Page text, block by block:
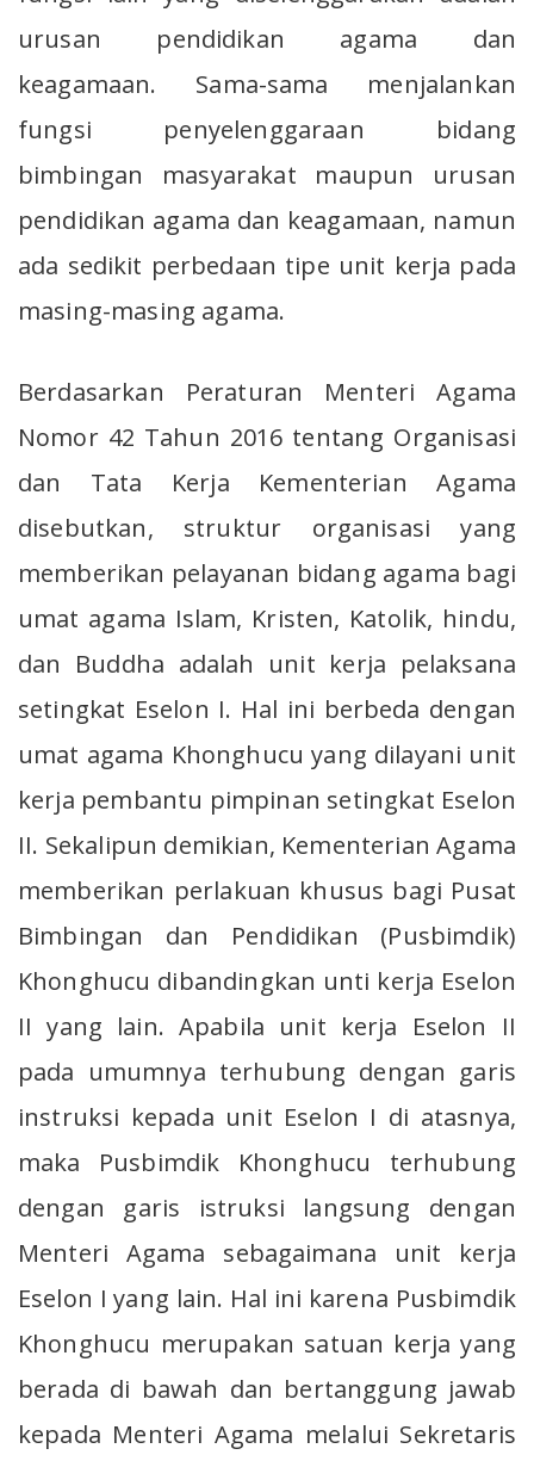
urusan pendidikan agama dan
keagamaan. Sama-sama menjalankan
fungsi penyelenggaraan bidang
bimbingan masyarakat maupun urusan
pendidikan agama dan keagamaan, namun
ada sedikit perbedaan tipe unit kerja pada
masing-masing agama.
Berdasarkan Peraturan Menteri Agama
Nomor 42 Tahun 2016 tentang Organisasi
dan Tata Kerja Kementerian Agama
disebutkan, struktur organisasi yang
memberikan pelayanan bidang agama bagi
umat agama Islam, Kristen, Katolik, hindu,
dan Buddha adalah unit kerja pelaksana
setingkat Eselon I. Hal ini berbeda dengan
umat agama Khonghucu yang dilayani unit
kerja pembantu pimpinan setingkat Eselon
II. Sekalipun demikian, Kementerian Agama
memberikan perlakuan khusus bagi Pusat
Bimbingan dan Pendidikan (Pusbimdik)
Khonghucu dibandingkan unti kerja Eselon
II yang lain. Apabila unit kerja Eselon II
pada umumnya terhubung dengan garis
instruksi kepada unit Eselon I di atasnya,
maka Pusbimdik Khonghucu terhubung
dengan garis istruksi langsung dengan
Menteri Agama sebagaimana unit kerja
Eselon I yang lain. Hal ini karena Pusbimdik
Khonghucu merupakan satuan kerja yang
berada di bawah dan bertanggung jawab
kepada Menteri Agama melalui Sekretaris